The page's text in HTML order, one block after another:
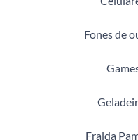
Fones de
Fralda